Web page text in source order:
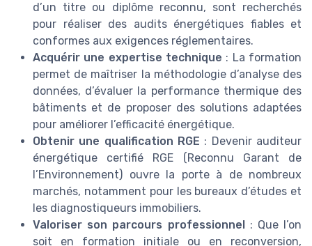
d’un titre ou diplôme reconnu, sont recherchés
pour réaliser des audits énergétiques fiables et
conformes aux exigences réglementaires.
Acquérir une expertise technique : La formation
permet de maîtriser la méthodologie d’analyse des
données, d’évaluer la performance thermique des
bâtiments et de proposer des solutions adaptées
pour améliorer l’efficacité énergétique.
Obtenir une qualification RGE : Devenir auditeur
énergétique certifié RGE (Reconnu Garant de
l’Environnement) ouvre la porte à de nombreux
marchés, notamment pour les bureaux d’études et
les diagnostiqueurs immobiliers.
Valoriser son parcours professionnel
: Que l’on
soit en formation initiale ou en reconversion,